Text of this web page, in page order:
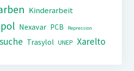
Kinderarbeit
Nexavar PCB Repression
Trasylol UNEP Xarelto